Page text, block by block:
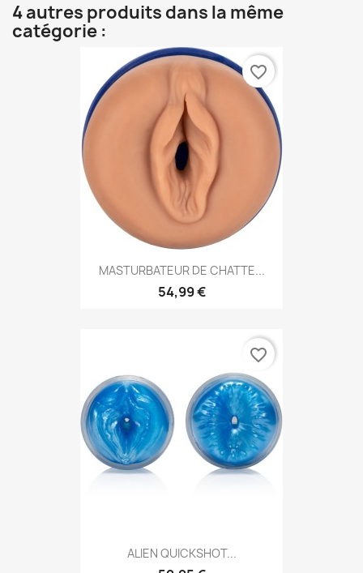
4 autres produits dans la même
catégorie :
MASTURBATEUR DE CHATTE...
54,99 €
favorite_border
ALIEN QUICKSHOT...
favorite_border